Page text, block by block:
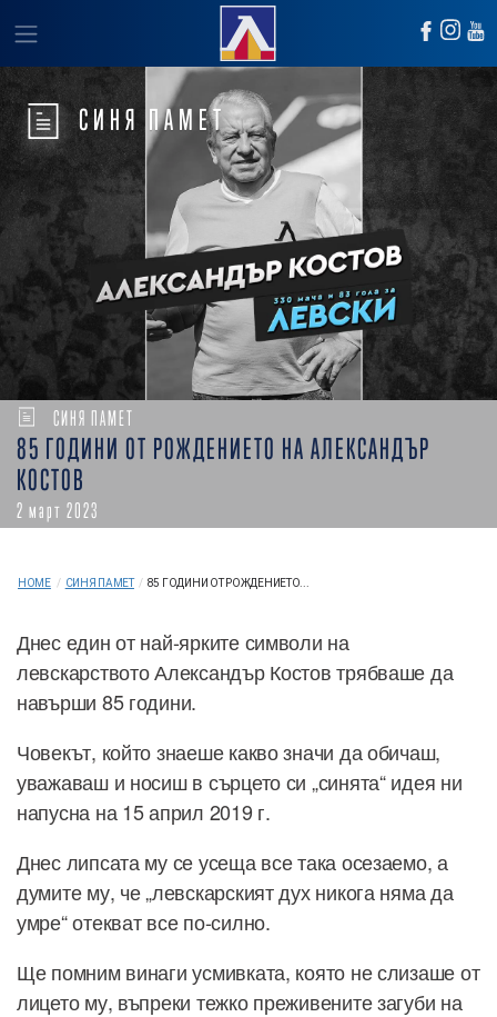
СИНЯ ПАМЕТ
СИНЯ ПАМЕТ
85 ГОДИНИ ОТ РОЖДЕНИЕТО НА АЛЕКСАНДЪР
КОСТОВ
2 март 2023
HOME / СИНЯ ПАМЕТ / 85 ГОДИНИ ОТ РОЖДЕНИЕТО...
Днес един от най-ярките символи на
левскарството Александър Костов трябваше да
навърши 85 години.
Човекът, който знаеше какво значи да обичаш,
уважаваш и носиш в сърцето си „синята“ идея ни
напусна на 15 април 2019 г.
Днес липсата му се усеща все така осезаемо, а
думите му, че „левскарският дух никога няма да
умре“ отекват все по-силно.
Ще помним винаги усмивката, която не слизаше от
лицето му, въпреки тежко преживените загуби на